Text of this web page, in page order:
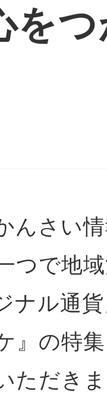
を
んさい
つで地
ナル通
』の特
ただき
生駒
秋葉原
日置